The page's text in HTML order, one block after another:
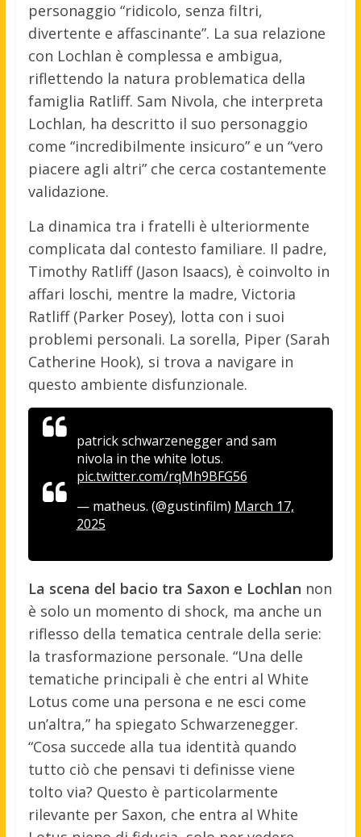
personaggio “ridicolo, senza filtri,
divertente e affascinante”. La sua relazione
con Lochlan è complessa e ambigua,
riflettendo la natura problematica della
famiglia Ratliff. Sam Nivola, che interpreta
Lochlan, ha descritto il suo personaggio
come “incredibilmente insicuro” e un “vero
piacere agli altri” che cerca costantemente
validazione.
La dinamica tra i fratelli è ulteriormente
complicata dal contesto familiare. Il padre,
Timothy Ratliff (Jason Isaacs), è coinvolto in
affari loschi, mentre la madre, Victoria
Ratliff (Parker Posey), lotta con i suoi
problemi personali. La sorella, Piper (Sarah
Catherine Hook), si trova a navigare in
questo ambiente disfunzionale.
patrick schwarzenegger and sam
nivola in the white lotus.
pic.twitter.com/rqMh9BFG56
— matheus. (@gustinfilm) March 17,
2025
La scena del bacio tra Saxon e Lochlan non
è solo un momento di shock, ma anche un
riflesso della tematica centrale della serie:
la trasformazione personale. “Una delle
tematiche principali è che entri al White
Lotus come una persona e ne esci come
un’altra,” ha spiegato Schwarzenegger.
“Cosa succede alla tua identità quando
tutto ciò che pensavi ti definisse viene
tolto via? Questo è particolarmente
rilevante per Saxon, che entra al White